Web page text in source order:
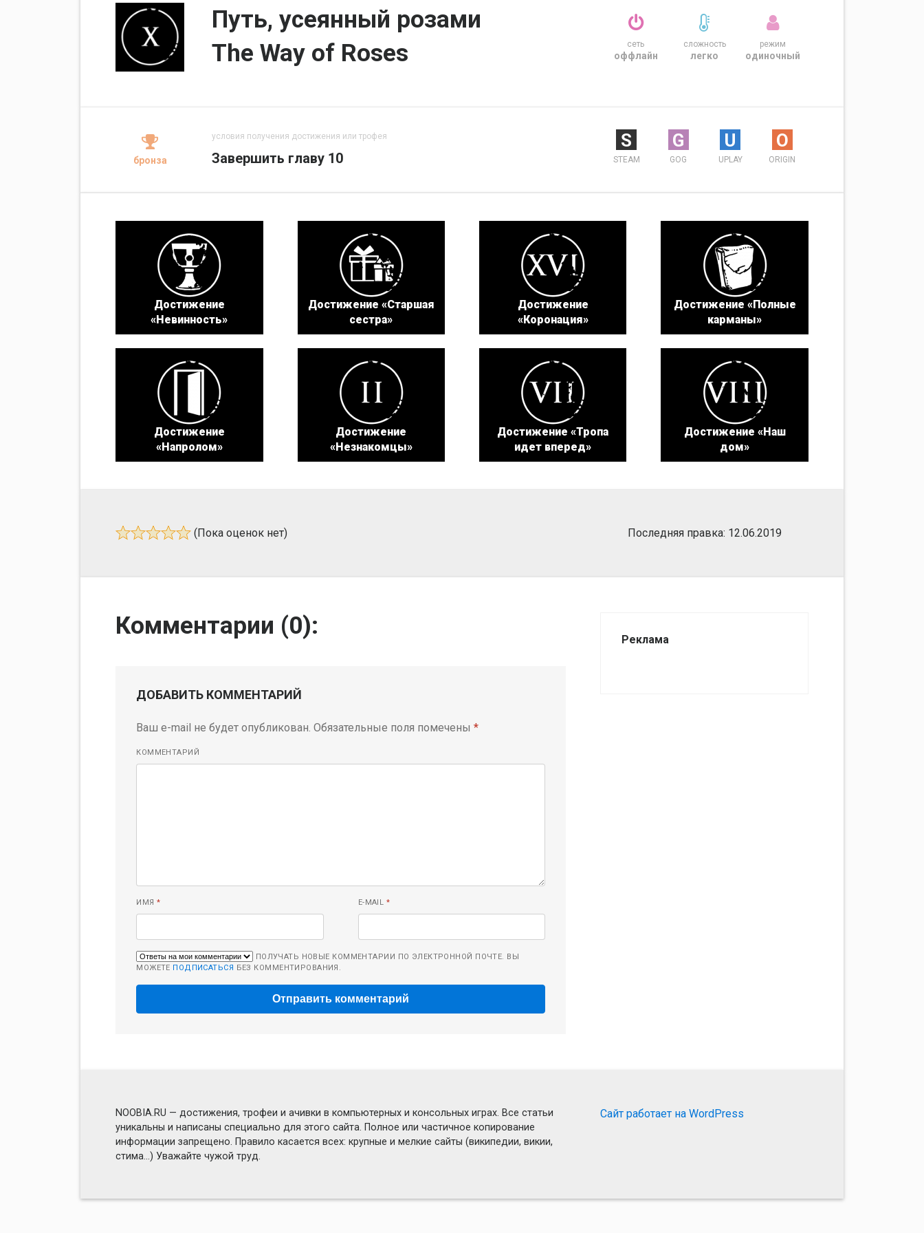
Путь, усеянный розами
The Way of Roses
сеть
оффлайн
сложность
легко
режим
одиночный
бронза
условия получения достижения или трофея
Завершить главу 10
S
STEAM
G
GOG
U
UPLAY
O
ORIGIN
Достижение
«Невинность»
Достижение «Старшая
сестра»
Достижение
«Коронация»
Достижение «Полные
карманы»
Достижение
«Напролом»
Достижение
«Незнакомцы»
Достижение «Тропа
идет вперед»
Достижение «Наш
дом»
(Пока оценок нет) Последняя правка: 12.06.2019
Комментарии (0):
ДОБАВИТЬ КОММЕНТАРИЙ
Ваш e-mail не будет опубликован. Обязательные поля помечены*
КОММЕНТАРИЙ
ИМЯ * E-MAIL *
ПОЛУЧАТЬ НОВЫЕ КОММЕНТАРИИ ПО ЭЛЕКТРОННОЙ ПОЧТЕ. ВЫ
МОЖЕТЕ ПОДПИСАТЬСЯ БЕЗ КОММЕНТИРОВАНИЯ.
Реклама
NOOBIA.RU — достижения, трофеи и ачивки в компьютерных и консольных играх. Все статьи
уникальны и написаны специально для этого сайта. Полное или частичное копирование
информации запрещено. Правило касается всех: крупные и мелкие сайты (википедии, викии,
стима...) Уважайте чужой труд.
Сайт работает на WordPress